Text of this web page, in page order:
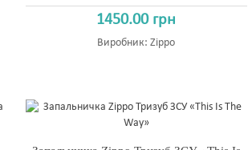
1450.00 грн
Виробник:Zippo